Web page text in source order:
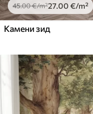
45.00€/m²27.00 €/m²
Камени зид